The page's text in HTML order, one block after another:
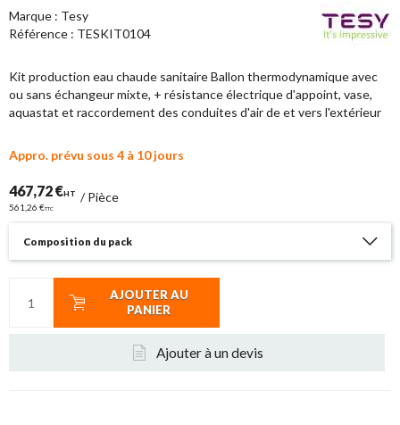
Marque : Tesy
Référence : TESKIT0104
Kit production eau chaude sanitaire Ballon thermodynamique avec
ou sans échangeur mixte, + résistance électrique d'appoint, vase,
aquastat et raccordement des conduites d'air de et vers l'extérieur
Appro. prévu sous 4 à 10 jours
467,72 €HT
561,26 €TTC
/Pièce
Composition du pack
AJOUTER AU
PANIER
Ajouter à un devis